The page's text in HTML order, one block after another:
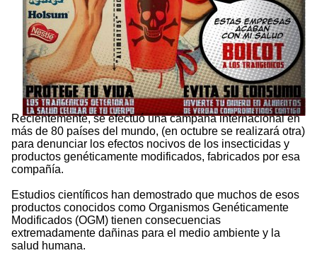
Recientemente, se efectuó una campaña internacional en
más de 80 países del mundo, (en octubre se realizará otra)
para denunciar los efectos nocivos de los insecticidas y
productos genéticamente modificados, fabricados por esa
compañía.
Estudios científicos han demostrado que muchos de esos
productos conocidos como Organismos Genéticamente
Modificados (OGM) tienen consecuencias
extremadamente dañinas para el medio ambiente y la
salud humana.